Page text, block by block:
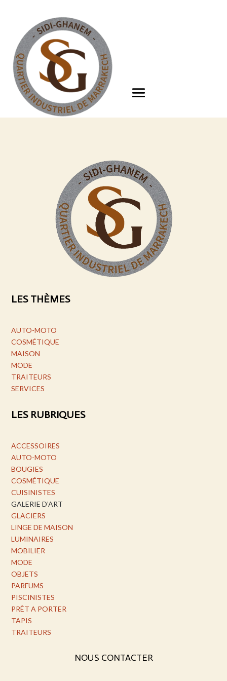
LES THÈMES
AUTO-MOTO
COSMÉTIQUE
MAISON
MODE
TRAITEURS
SERVICES
LES RUBRIQUES
ACCESSOIRES
AUTO-MOTO
BOUGIES
COSMÉTIQUE
CUISINISTES
GALERIE D’ART
GLACIERS
LINGE DE MAISON
LUMINAIRES
MOBILIER
MODE
OBJETS
PARFUMS
PISCINISTES
PRÊT A PORTER
TAPIS
TRAITEURS
NOUS CONTACTER